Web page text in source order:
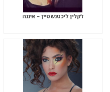
ז’קלין ליכטנשטיין – איננה